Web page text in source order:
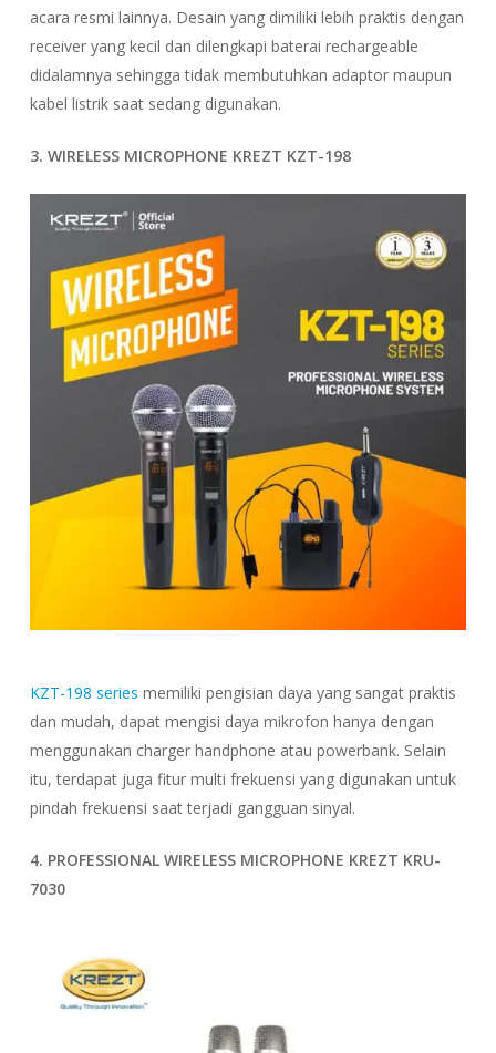
acara resmi lainnya. Desain yang dimiliki lebih praktis dengan
receiver yang kecil dan dilengkapi baterai rechargeable
didalamnya sehingga tidak membutuhkan adaptor maupun
kabel listrik saat sedang digunakan.
3. WIRELESS MICROPHONE KREZT KZT-198
KZT-198 series memiliki pengisian daya yang sangat praktis
dan mudah, dapat mengisi daya mikrofon hanya dengan
menggunakan charger handphone atau powerbank. Selain
itu, terdapat juga fitur multi frekuensi yang digunakan untuk
pindah frekuensi saat terjadi gangguan sinyal.
4. PROFESSIONAL WIRELESS MICROPHONE KREZT KRU-
7030